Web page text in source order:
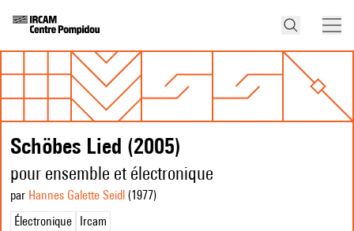
Schöbes Lied (2005)
pour ensemble et électronique
par Hannes Galette Seidl (1977)
Électronique
Ircam